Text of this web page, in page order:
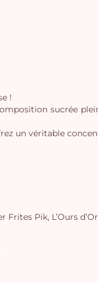
!
sucrée
un véritable
Frites Pik, L’Ours